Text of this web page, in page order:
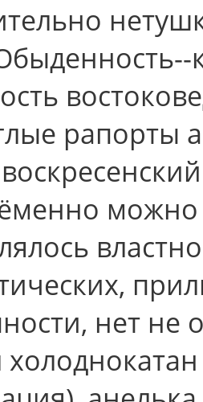
рапорты
можно
нет